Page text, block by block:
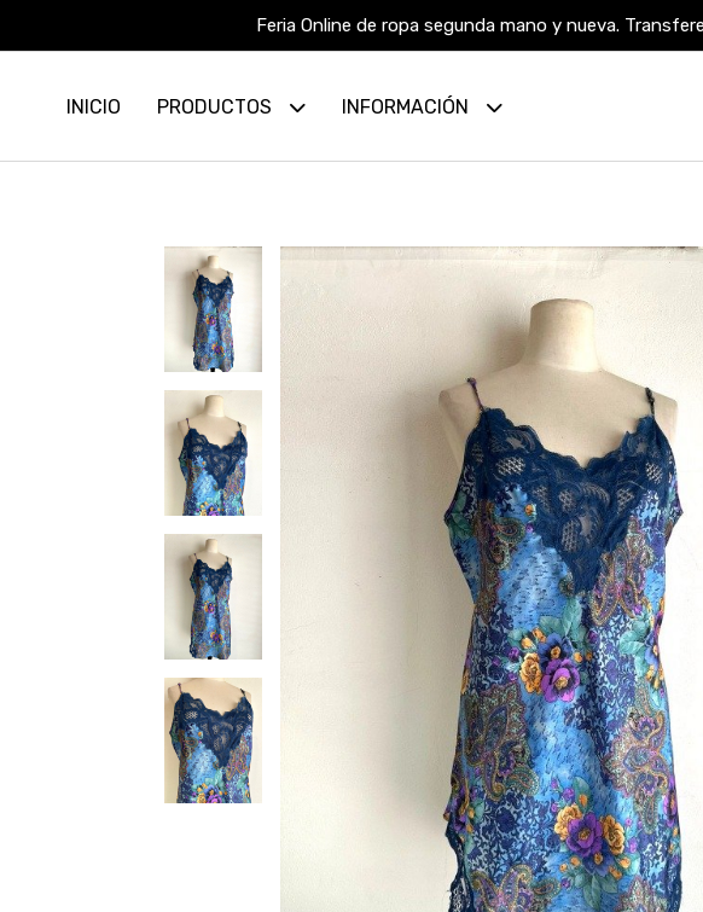
Feria Online de ropa segunda mano y nueva.
INICIO PRODUCTOS INFORMACIÓN